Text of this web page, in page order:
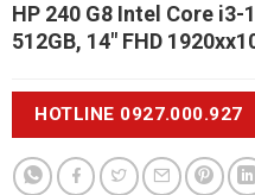
HP 240 G8 Intel Core i3-
512GB, 14" FHD
HOTLINE 0927.000.927